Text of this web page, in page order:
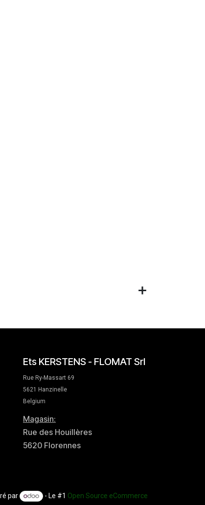
Ets KERSTENS - FLOMAT Srl
Rue Ry-Massart 69
5621 Hanzinelle
Belgium
Magasin:
Rue des Houillères
5620 Florennes
par - Le #1 Open Source eCommerce